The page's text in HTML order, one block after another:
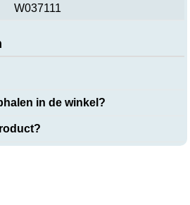
W037111
in de winkel?